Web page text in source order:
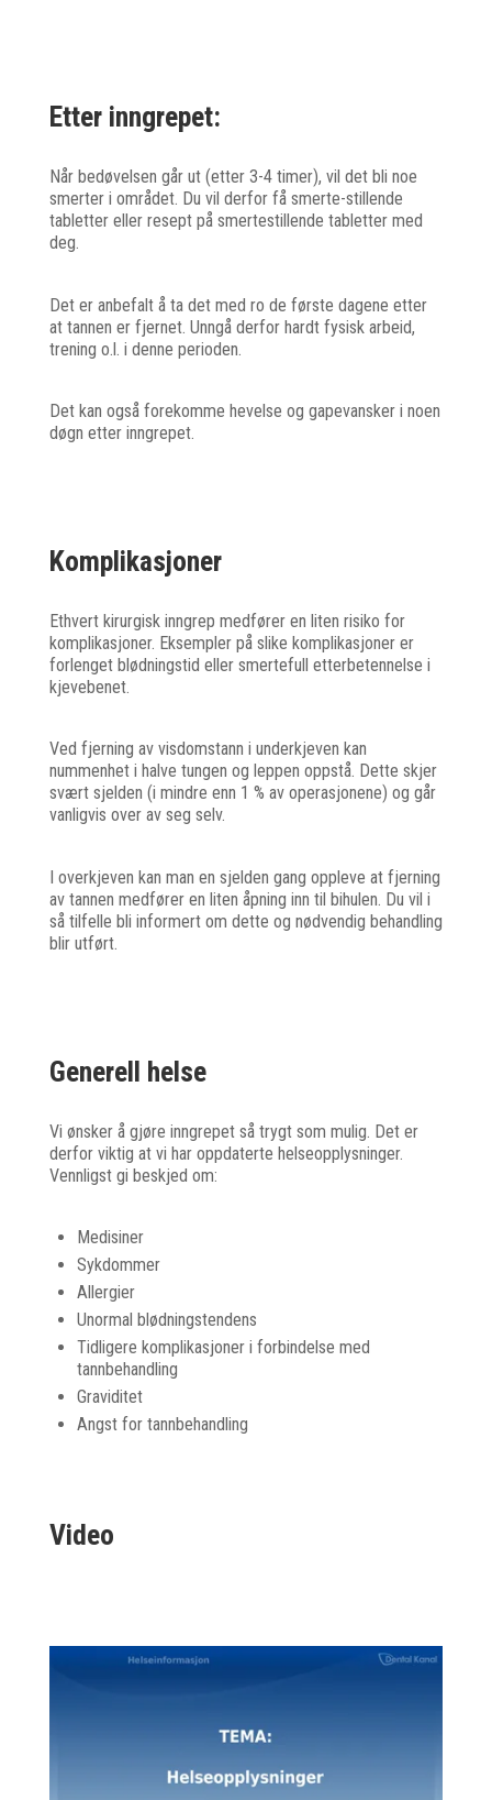
Etter inngrepet:
Når bedøvelsen går ut (etter 3-4 timer), vil det bli noe
smerter i området. Du vil derfor få smerte-stillende
tabletter eller resept på smertestillende tabletter med
deg.
Det er anbefalt å ta det med ro de første dagene etter
at tannen er fjernet. Unngå derfor hardt fysisk arbeid,
trening o.l. i denne perioden.
Det kan også forekomme hevelse og gapevansker i noen
døgn etter inngrepet.
Komplikasjoner
Ethvert kirurgisk inngrep medfører en liten risiko for
komplikasjoner. Eksempler på slike komplikasjoner er
forlenget blødningstid eller smertefull etterbetennelse i
kjevebenet.
Ved fjerning av visdomstann i underkjeven kan
nummenhet i halve tungen og leppen oppstå. Dette skjer
svært sjelden (i mindre enn 1 % av operasjonene) og går
vanligvis over av seg selv.
I overkjeven kan man en sjelden gang oppleve at fjerning
av tannen medfører en liten åpning inn til bihulen. Du vil i
så tilfelle bli informert om dette og nødvendig behandling
blir utført.
Generell helse
Vi ønsker å gjøre inngrepet så trygt som mulig. Det er
derfor viktig at vi har oppdaterte helseopplysninger.
Vennligst gi beskjed om:
Medisiner
Sykdommer
Allergier
Unormal blødningstendens
Tidligere komplikasjoner i forbindelse med
tannbehandling
Graviditet
Angst for tannbehandling
Video